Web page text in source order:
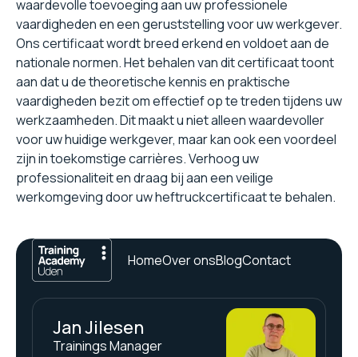
waardevolle toevoeging aan uw professionele
vaardigheden en een geruststelling voor uw werkgever.
Ons certificaat wordt breed erkend en voldoet aan de
nationale normen. Het behalen van dit certificaat toont
aan dat u de theoretische kennis en praktische
vaardigheden bezit om effectief op te treden tijdens uw
werkzaamheden. Dit maakt u niet alleen waardevoller
voor uw huidige werkgever, maar kan ook een voordeel
zijn in toekomstige carrières. Verhoog uw
professionaliteit en draag bij aan een veilige
werkomgeving door uw heftruckcertificaat te behalen.
HomeOver onsBlogContact
Jan Jilesen
Trainings Manager